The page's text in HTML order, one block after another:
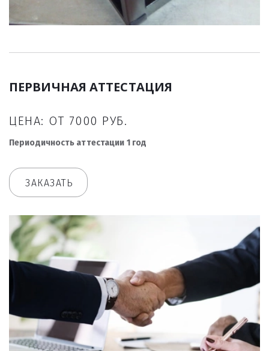
ПЕРВИЧНАЯ АТТЕСТАЦИЯ
ЦЕНА: ОТ 7000 РУБ.
Периодичность аттестации 1 год
ЗАКАЗАТЬ